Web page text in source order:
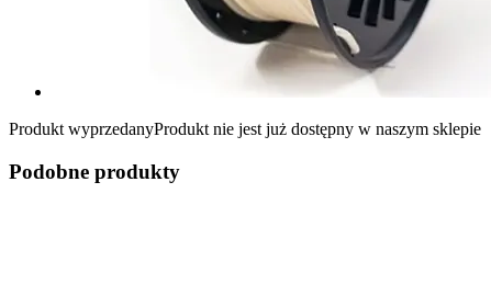
Produkt wyprzedanyProdukt nie jest już dostępny w naszym sklepie
Podobne produkty